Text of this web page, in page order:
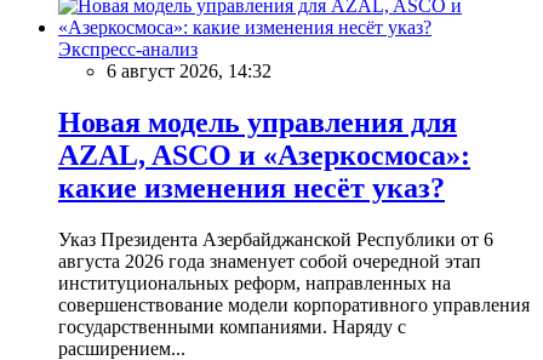
Экспресс-анализ
6 август 2026, 14:32
Новая модель управления для
AZAL, ASCO и «Азеркосмоса»:
какие изменения несёт указ?
Указ Президента Азербайджанской Республики от 6
августа 2026 года знаменует собой очередной этап
институциональных реформ, направленных на
совершенствование модели корпоративного управления
государственными компаниями. Наряду с
расширением...